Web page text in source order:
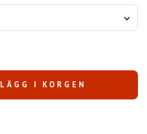
LÄGG I KORGEN